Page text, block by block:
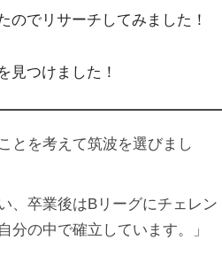
のでリサーチしてみました！
見つけました！
とを考えて筑波を選びまし
、卒業後はBリーグにチェレン
分の中で確立しています。」